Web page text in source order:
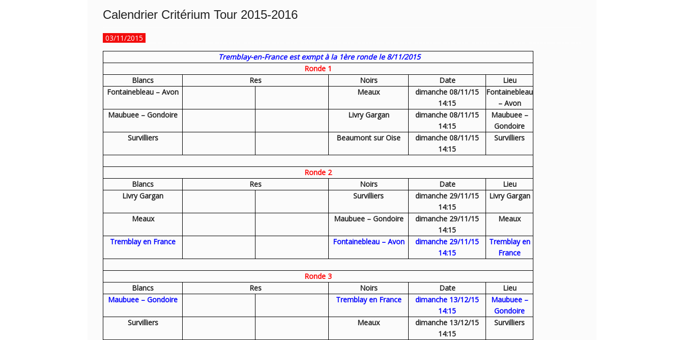
Calendrier Critérium Tour 2015-2016
03/11/2015
Tremblay-en-France est exmpt à la 1ère ronde le 8/11/2015
Ronde 1
Blancs
Res Noirs Date
Lieu
Fontainebleau – Avon
Meaux
dimanche 08/11/15
14:15
Fontainebleau
– Avon
Maubuee – Gondoire
Livry Gargan
dimanche 08/11/15
14:15
Maubuee –
Gondoire
Survilliers
Beaumont sur Oise
dimanche 08/11/15
14:15
Survilliers
Ronde 2
Blancs
Res Noirs Date
Lieu
Livry Gargan
Survilliers
dimanche 29/11/15
14:15
Livry Gargan
Meaux Maubuee – Gondoire
dimanche 29/11/15
14:15
Meaux
Tremblay en France Fontainebleau – Avon
dimanche 29/11/15
14:15
Tremblay en
France
Ronde 3
Blancs
Res Noirs Date
Lieu
Maubuee – Gondoire
Tremblay en France
dimanche 13/12/15
14:15
Maubuee –
Gondoire
Survilliers
Meaux
dimanche 13/12/15
14:15
Survilliers